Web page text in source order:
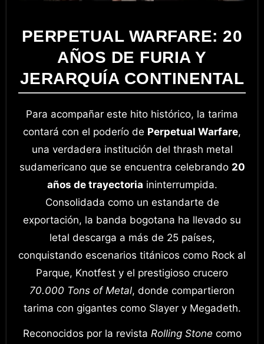
PERPETUAL WARFARE: 20
AÑOS DE FURIA Y
JERARQUÍA CONTINENTAL
Para acompañar este hito histórico, la tarima
contará con el poderío de Perpetual Warfare,
una verdadera institución del thrash metal
sudamericano que se encuentra celebrando 20
años de trayectoria ininterrumpida.
Consolidada como un estandarte de
exportación, la banda bogotana ha llevado su
letal descarga a más de 25 países,
conquistando escenarios titánicos como Rock al
Parque, Knotfest y el prestigioso crucero
70.000 Tons of Metal, donde compartieron
tarima con gigantes como Slayer y Megadeth.
Reconocidos por la revista Rolling Stone como